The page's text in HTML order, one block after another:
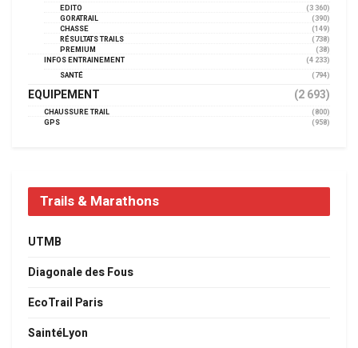
EDITO
(3 360)
GORATRAIL
(390)
CHASSE
(149)
RÉSULTATS TRAILS
(738)
PREMIUM
(38)
INFOS ENTRAINEMENT
(4 233)
SANTÉ
(794)
EQUIPEMENT (2 693)
CHAUSSURE TRAIL
(800)
GPS
(958)
Trails & Marathons
UTMB
Diagonale des Fous
EcoTrail Paris
SaintéLyon